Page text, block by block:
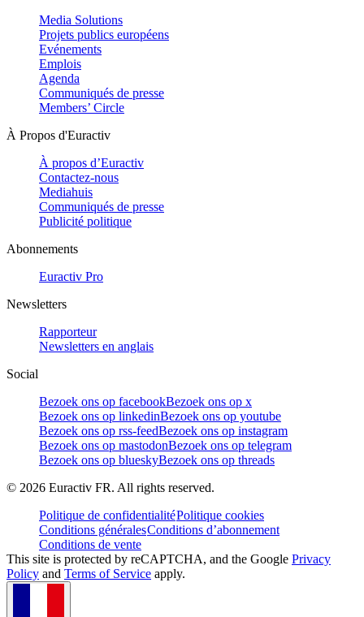
Media Solutions
Projets publics européens
Evénements
Emplois
Agenda
Communiqués de presse
Members’ Circle
À Propos d'Euractiv
À propos d’Euractiv
Contactez-nous
Mediahuis
Communiqués de presse
Publicité politique
Abonnements
Euractiv Pro
Newsletters
Rapporteur
Newsletters en anglais
Social
Bezoek ons op facebookBezoek ons op x
Bezoek ons op linkedinBezoek ons op youtube
Bezoek ons op rss-feedBezoek ons op instagram
Bezoek ons op mastodonBezoek ons op telegram
Bezoek ons op blueskyBezoek ons op threads
© 2026 Euractiv FR. All rights reserved.
Politique de confidentialitéPolitique cookies
Conditions généralesConditions d’abonnement
Conditions de vente
This site is protected by reCAPTCHA, and the Google Privacy
Policy and Terms of Service apply.